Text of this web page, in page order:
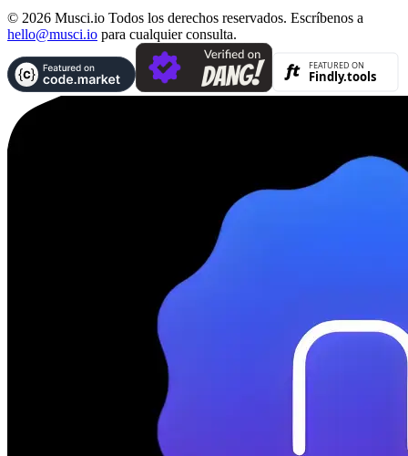
© 2026 Musci.io Todos los derechos reservados. Escríbenos a
hello@musci.io para cualquier consulta.